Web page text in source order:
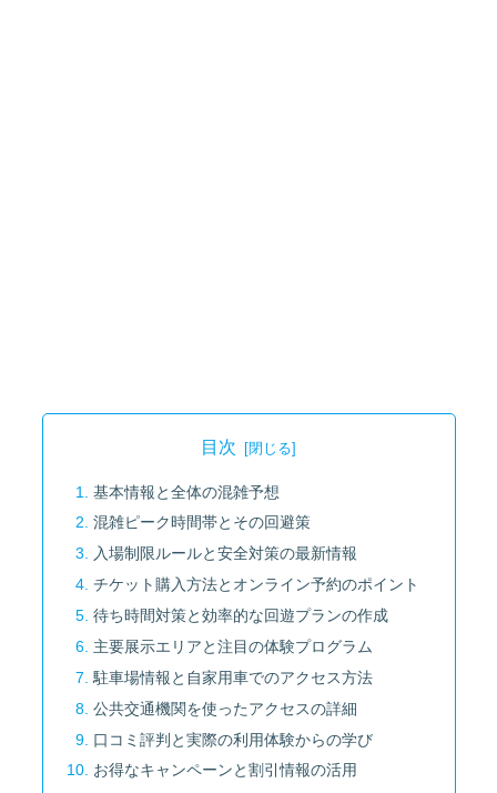
目次
基本情報と全体の混雑予想
混雑ピーク時間帯とその回避策
入場制限ルールと安全対策の最新情報
チケット購入方法とオンライン予約のポイント
待ち時間対策と効率的な回遊プランの作成
主要展示エリアと注目の体験プログラム
駐車場情報と自家用車でのアクセス方法
公共交通機関を使ったアクセスの詳細
口コミ評判と実際の利用体験からの学び
お得なキャンペーンと割引情報の活用